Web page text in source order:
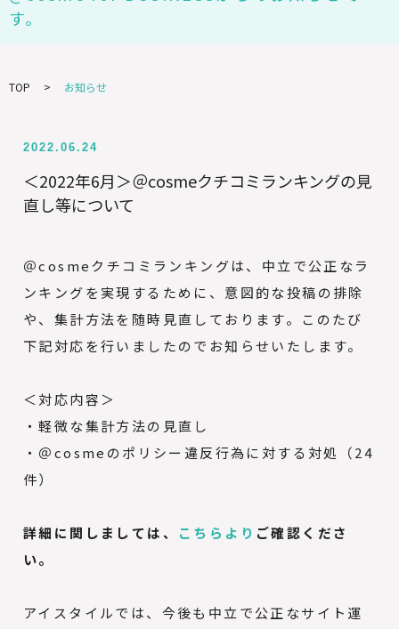
す。
TOP お知らせ
2022.06.24
＜2022年6月＞＠cosmeクチコミランキングの見
直し等について
＠cosmeクチコミランキングは、中立で公正なラ
ンキングを実現するために、意図的な投稿の排除
や、集計方法を随時見直しております。このたび
下記対応を行いましたのでお知らせいたします。
＜対応内容＞
・軽微な集計方法の見直し
・＠cosmeのポリシー違反行為に対する対処（24
件）
詳細に関しましては、 こちらより ご確認くださ
い。
アイスタイルでは、今後も中立で公正なサイト運